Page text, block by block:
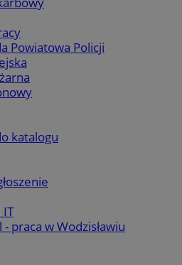
Powiatowa Policji
katalogu
- praca w Wodzisławiu